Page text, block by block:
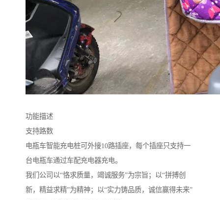
功能描述
支持路数
电瓶车智能充电桩可外接10路插座，每个插座只支持一
台电瓶车通过车配充电器充电。
我们公司以“恪求质量，竭诚服务”为宗旨；以“拼搏创
新，精益求精”为精神；以“实力铸品质，诚信赢得未来”